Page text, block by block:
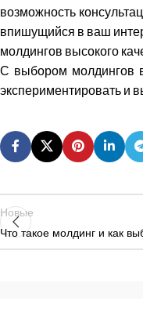
возможность
впишущийся в ваш
молдингов высокого
С выбором молдингов
экспериментировать и
Новые
Что такое молдинг и как